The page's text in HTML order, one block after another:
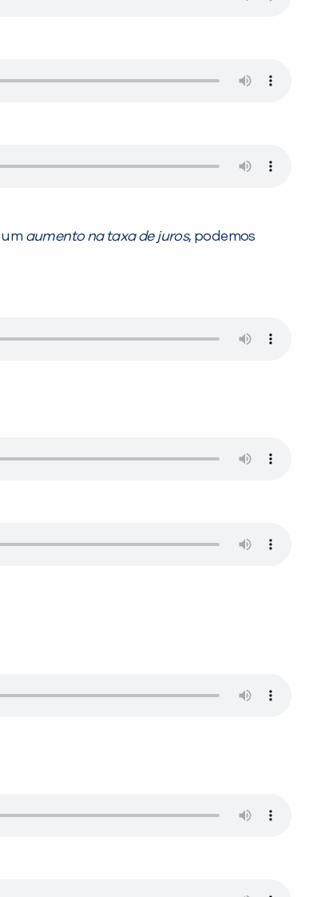
aumento na taxa de juros, podemos